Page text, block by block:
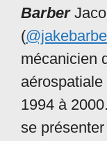
Barber
(
mécanicien
aérospatiale
1994 à
se